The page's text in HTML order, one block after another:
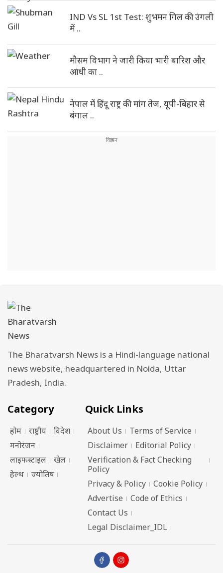
IND Vs SL 1st Test: शुभमन गिल की उंगली
में ..
मौसम विभाग ने जारी किया भारी बारिश और
आंधी का ..
नेपाल में हिंदू राष्ट्र की मांग तेज, यूपी-बिहार से
बंगाल ..
The Bharatvarsh News is a Hindi-language national
news website, headquartered in Noida, Uttar
Pradesh, India.
Category
होम राष्ट्रीय
विदेश
मनोरंजन
लाइफस्टाइल
खेल
हेल्थ
ज्योतिष
Quick Links
About Us
Terms of Service
Disclaimer
Editorial Policy
Verification & Fact Checking
Policy
Privacy & Policy
Cookie Policy
Advertise
Code of Ethics
Contact Us
Legal Disclaimer_IDL